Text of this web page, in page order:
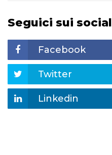
Seguici sui social
Facebook
Twitter
Linkedin